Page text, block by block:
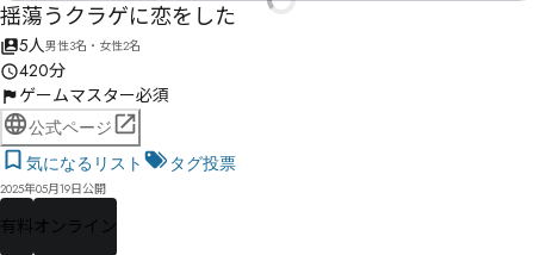
揺蕩うクラゲに恋をした
5人男性3名・女性2名
420分
ゲームマスター必須
公式ページ
気になるリスト
タグ投票
2025年05月19日公開
有料 オンライン